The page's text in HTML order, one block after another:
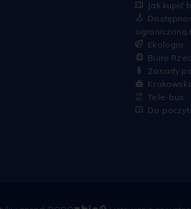
Jak kupić
ograniczoną
Ekologia
Biuro
Zasady
Tele-bus
Do